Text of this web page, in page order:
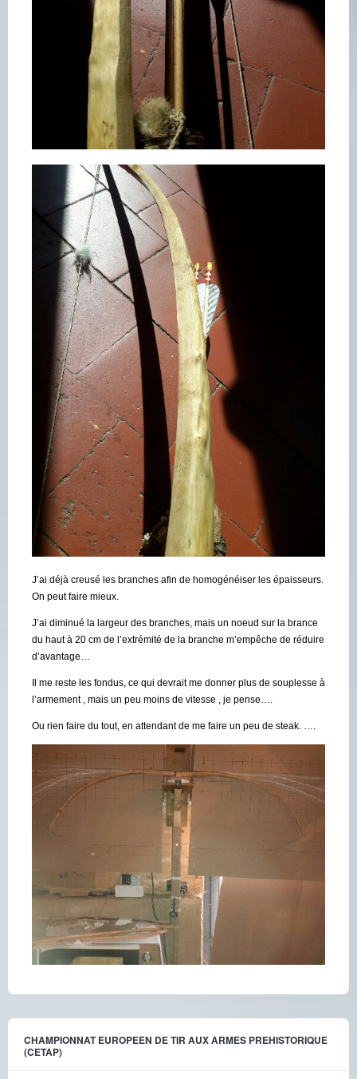
J’ai déjà creusé les branches afin de homogénéiser les épaisseurs.
On peut faire mieux.
J’ai diminué la largeur des branches, mais un noeud sur la brance
du haut à 20 cm de l’extrémité de la branche m’empêche de réduire
d’avantage…
Il me reste les fondus, ce qui devrait me donner plus de souplesse à
l’armement , mais un peu moins de vitesse , je pense….
Ou rien faire du tout, en attendant de me faire un peu de steak. ….
CHAMPIONNAT EUROPEEN DE TIR AUX ARMES PREHISTORIQUE
(CETAP)